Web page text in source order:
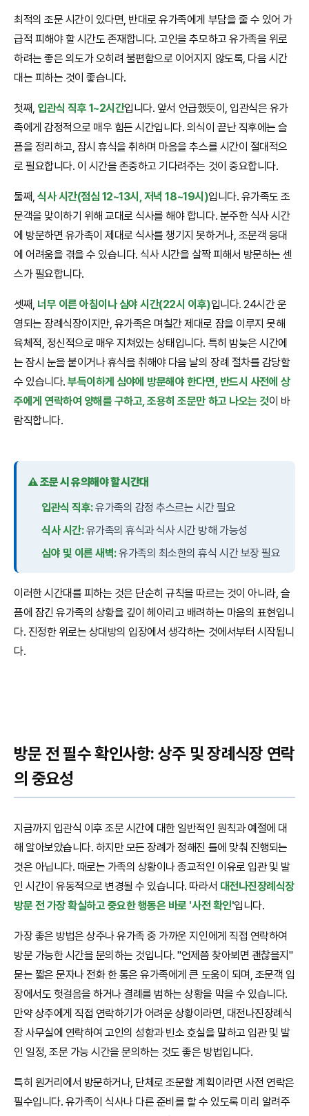
최적의 조문 시간이 있다면, 반대로 유가족에게 부담을 줄 수 있어 가
급적 피해야 할 시간도 존재합니다. 고인을 추모하고 유가족을 위로
하려는 좋은 의도가 오히려 불편함으로 이어지지 않도록, 다음 시간
대는 피하는 것이 좋습니다.
첫째, 입관식 직후 1~2시간입니다. 앞서 언급했듯이, 입관식은 유가
족에게 감정적으로 매우 힘든 시간입니다. 의식이 끝난 직후에는 슬
픔을 정리하고, 잠시 휴식을 취하며 마음을 추스를 시간이 절대적으
로 필요합니다. 이 시간을 존중하고 기다려주는 것이 중요합니다.
둘째,식사 시간(점심 12~13시, 저녁 18~19시)입니다. 유가족도 조
문객을 맞이하기 위해 교대로 식사를 해야 합니다. 분주한 식사 시간
에 방문하면 유가족이 제대로 식사를 챙기지 못하거나, 조문객 응대
에 어려움을 겪을 수 있습니다. 식사 시간을 살짝 피해서 방문하는 센
스가 필요합니다.
셋째, 너무 이른 아침이나 심야 시간(22시 이후)입니다. 24시간 운
영되는 장례식장이지만, 유가족은 며칠간 제대로 잠을 이루지 못해
육체적, 정신적으로 매우 지쳐있는 상태입니다. 특히 밤늦은 시간에
는 잠시 눈을 붙이거나 휴식을 취해야 다음 날의 장례 절차를 감당할
수 있습니다.부득이하게 심야에 방문해야 한다면, 반드시 사전에 상
주에게 연락하여 양해를 구하고, 조용히 조문만 하고 나오는 것이 바
람직합니다.
⚠️ 조문 시 유의해야 할 시간대
입관식 직후:유가족의 감정 추스르는 시간 필요
식사 시간:유가족의 휴식과 식사 시간 방해 가능성
심야 및 이른 새벽:유가족의 최소한의 휴식 시간 보장 필요
이러한 시간대를 피하는 것은 단순히 규칙을 따르는 것이 아니라, 슬
픔에 잠긴 유가족의 상황을 깊이 헤아리고 배려하는 마음의 표현입니
다. 진정한 위로는 상대방의 입장에서 생각하는 것에서부터 시작됩니
다.
방문 전 필수 확인사항: 상주 및 장례식장 연락
의 중요성
지금까지 입관식 이후 조문 시간에 대한 일반적인 원칙과 예절에 대
해 알아보았습니다. 하지만 모든 장례가 정해진 틀에 맞춰 진행되는
것은 아닙니다. 때로는 가족의 상황이나 종교적인 이유로 입관 및 발
인 시간이 유동적으로 변경될 수 있습니다. 따라서 대전나진장례식장
방문 전 가장 확실하고 중요한 행동은 바로 '사전 확인'입니다.
가장 좋은 방법은 상주나 유가족 중 가까운 지인에게 직접 연락하여
방문 가능한 시간을 문의하는 것입니다. "언제쯤 찾아뵈면 괜찮을지"
묻는 짧은 문자나 전화 한 통은 유가족에게 큰 도움이 되며, 조문객 입
장에서도 헛걸음을 하거나 결례를 범하는 상황을 막을 수 있습니다.
만약 상주에게 직접 연락하기가 어려운 상황이라면, 대전나진장례식
장 사무실에 연락하여 고인의 성함과 빈소 호실을 말하고 입관 및 발
인 일정, 조문 가능 시간을 문의하는 것도 좋은 방법입니다.
특히 원거리에서 방문하거나, 단체로 조문할 계획이라면 사전 연락은
필수입니다. 유가족이 식사나 다른 준비를 할 수 있도록 미리 알려주